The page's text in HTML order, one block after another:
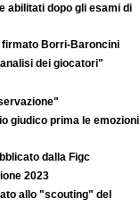
abilitati dopo gli esami di
firmato Borri-Baroncini
dei giocatori"
giudico prima le emozioni
dalla Figc
2023
allo "scouting" del